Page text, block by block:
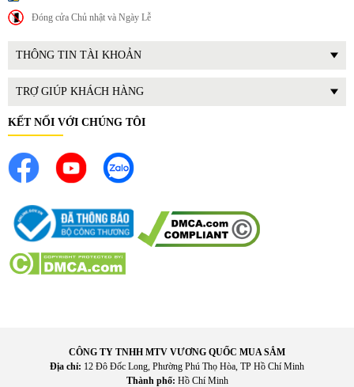
Đóng cửa Chủ nhật và Ngày Lễ
THÔNG TIN TÀI KHOẢN
TRỢ GIÚP KHÁCH HÀNG
KẾT NỐI VỚI CHÚNG TÔI
CÔNG TY TNHH MTV VƯƠNG QUỐC MUA SẮM
Địa chỉ: 12 Đô Đốc Long, Phường Phú Thọ Hòa, TP Hồ Chí Minh
Thành phố: Hồ Chí Minh